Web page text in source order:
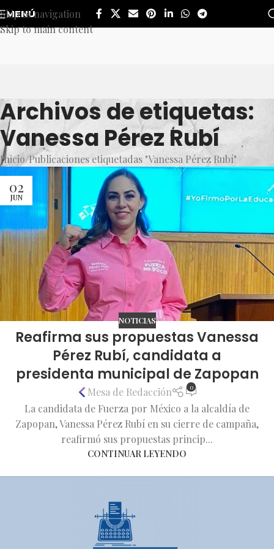
Skip to navigation
Skip to main content
MENÚ
Archivos de etiquetas:
Vanessa Pérez Rubí
Inicio Publicaciones etiquetadas "Vanessa Pérez Rubí"
02
JUN
NOTICIAS
Reafirma sus propuestas Vanessa
Pérez Rubí, candidata a
presidenta municipal de Zapopan
Mesa de Redacción 0
La candidata de Fuerza por México a la alcaldía de
Zapopan, Vanessa Pérez Rubí en su cierre de campaña,
reafirmó sus propuestas princip...
CONTINUAR LEYENDO